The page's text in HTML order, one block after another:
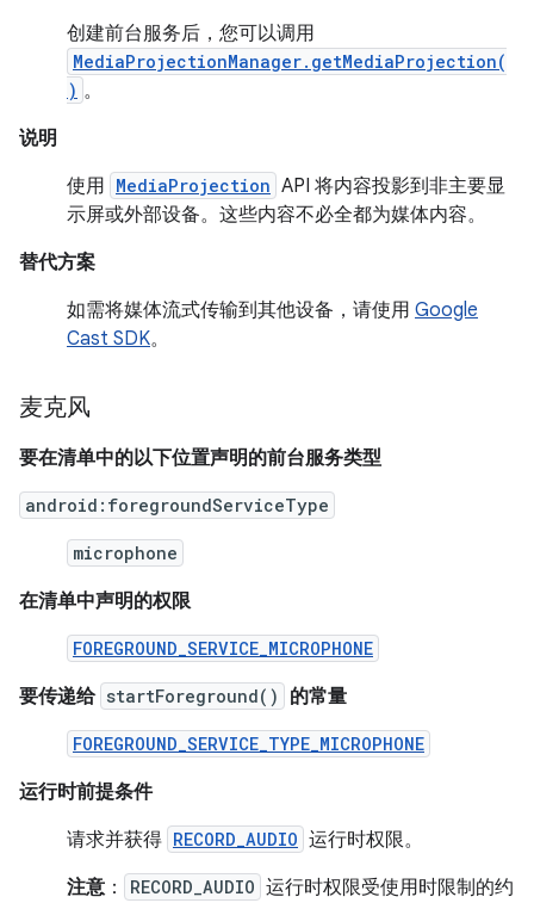
创建前台服务后，您可以调用
MediaProjectionManager.getMediaProjection(
) 。
说明
使用 MediaProjection API 将内容投影到非主要显
示屏或外部设备。这些内容不必全都为媒体内容。
替代方案
如需将媒体流式传输到其他设备，请使用 Google
Cast SDK。
麦克风
要在清单中的以下位置声明的前台服务类型
android:foregroundServiceType
microphone
在清单中声明的权限
FOREGROUND_SERVICE_MICROPHONE
要传递给 startForeground() 的常量
FOREGROUND_SERVICE_TYPE_MICROPHONE
运行时前提条件
请求并获得 RECORD_AUDIO 运行时权限。
注意： RECORD_AUDIO 运行时权限受使用时限制的约